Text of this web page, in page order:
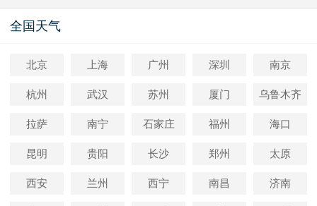
全国天气
北京 上海 广州 深圳 南京
杭州 武汉 苏州 厦门 乌鲁木齐
拉萨 南宁 石家庄 福州 海口
昆明 贵阳 长沙 郑州 太原
西安 兰州 西宁 南昌 济南